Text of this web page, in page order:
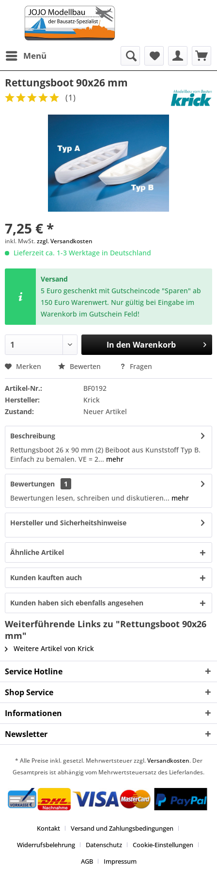
Menü
Rettungsboot 90x26 mm
(1)
7,25 € *
inkl. MwSt.zzgl. Versandkosten
Lieferzeit ca. 1-3 Werktage in Deutschland
Versand
5 Euro geschenkt mit Gutscheincode "Sparen" ab
150 Euro Warenwert. Nur gültig bei Eingabe im
Warenkorb im Gutschein Feld!
In den Warenkorb
Merken Bewerten Fragen
Artikel-Nr.:
BF0192
Hersteller:
Krick
Zustand:
Neuer Artikel
Beschreibung
Rettungsboot 26 x 90 mm (2) Beiboot aus Kunststoff Typ B.
Einfach zu bemalen. VE = 2... mehr
Bewertungen
1
Bewertungen lesen, schreiben und diskutieren... mehr
Hersteller und Sicherheitshinweise
Ähnliche Artikel
Kunden kauften auch
Kunden haben sich ebenfalls angesehen
Weiterführende Links zu "Rettungsboot 90x26
mm"
Weitere Artikel von Krick
Service Hotline
Shop Service
Informationen
Newsletter
* Alle Preise inkl. gesetzl. Mehrwertsteuer zzgl.Versandkosten. Der
Gesamtpreis ist abhängig vom Mehrwertsteuersatz des Lieferlandes.
Kontakt
Versand und Zahlungsbedingungen
Widerrufsbelehrung
Datenschutz
Cookie-Einstellungen
AGB
Impressum